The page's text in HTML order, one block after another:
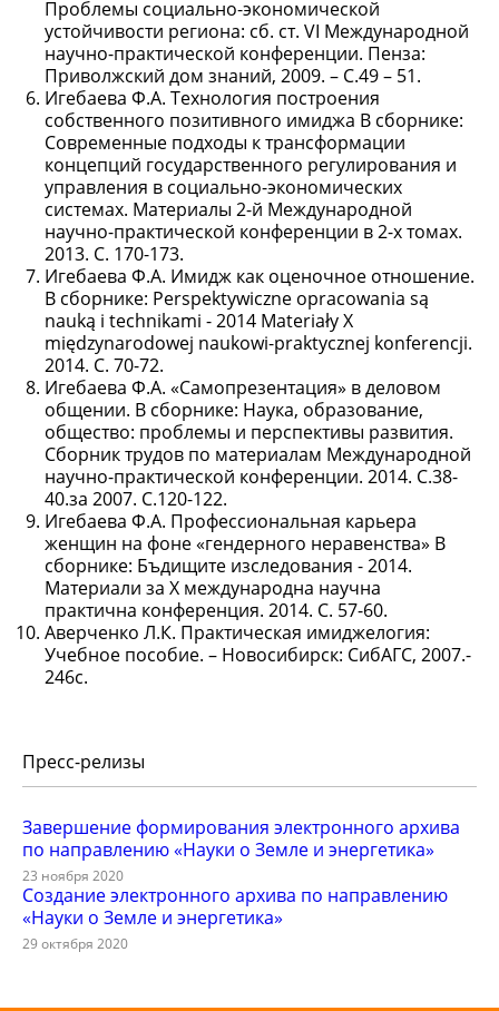
Проблемы социально-экономической
устойчивости региона: сб. ст. VI Международной
научно-практической конференции. Пенза:
Приволжский дом знаний, 2009. – С.49 – 51.
Игебаева Ф.А. Технология построения
собственного позитивного имиджа В сборнике:
Современные подходы к трансформации
концепций государственного регулирования и
управления в социально-экономических
системах. Материалы 2-й Международной
научно-практической конференции в 2-х томах.
2013. С. 170-173.
Игебаева Ф.А. Имидж как оценочное отношение.
В сборнике: Perspektywiczne opracowania są
nauką i technikami - 2014 Materiały X
międzynarodowej naukowi-praktycznej konferencji.
2014. С. 70-72.
Игебаева Ф.А. «Самопрезентация» в деловом
общении. В сборнике: Наука, образование,
общество: проблемы и перспективы развития.
Сборник трудов по материалам Международной
научно-практической конференции. 2014. С.38-
40.за 2007. С.120-122.
Игебаева Ф.А. Профессиональная карьера
женщин на фоне «гендерного неравенства» В
сборнике: Бъдищите изследования - 2014.
Материали за X международна научна
практична конференция. 2014. С. 57-60.
Аверченко Л.К. Практическая имиджелогия:
Учебное пособие. – Новосибирск: СибАГС, 2007.-
246с.
Пресс-релизы
Завершение формирования электронного архива
по направлению «Науки о Земле и энергетика»
23 ноября 2020
Создание электронного архива по направлению
«Науки о Земле и энергетика»
29 октября 2020